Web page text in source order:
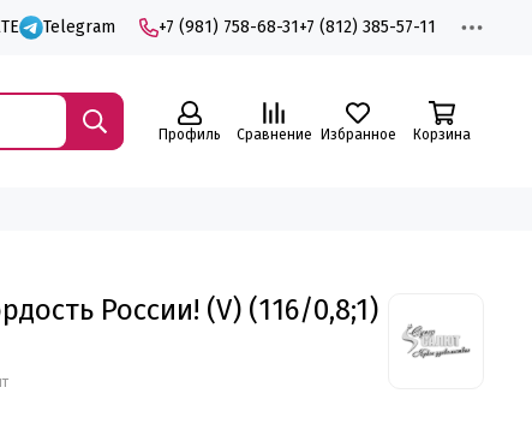
Telegram +7 (981) 758-68-31+7 (812) 385-57-11
Профиль Сравнение Избранное Корзина
России! (V) (116/0,8;1)